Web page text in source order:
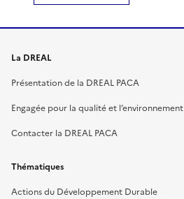
La DREAL
Présentation de la DREAL PACA
Engagée pour la qualité et l’environnement
Contacter la DREAL PACA
Thématiques
Actions du Développement Durable